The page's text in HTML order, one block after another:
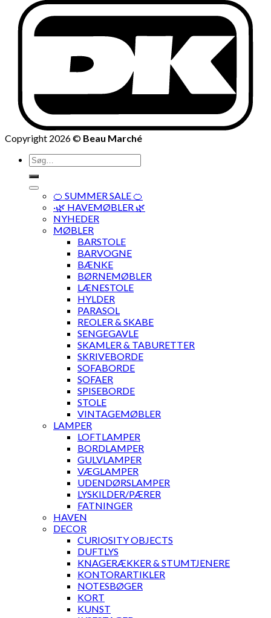
Copyright 2026 © Beau Marché
Søg
efter:
🍊 SUMMER SALE 🍊
·🌿 HAVEMØBLER 🌿
NYHEDER
MØBLER
BARSTOLE
BARVOGNE
BÆNKE
BØRNEMØBLER
LÆNESTOLE
HYLDER
PARASOL
REOLER & SKABE
SENGEGAVLE
SKAMLER & TABURETTER
SKRIVEBORDE
SOFABORDE
SOFAER
SPISEBORDE
STOLE
VINTAGEMØBLER
LAMPER
LOFTLAMPER
BORDLAMPER
GULVLAMPER
VÆGLAMPER
UDENDØRSLAMPER
LYSKILDER/PÆRER
FATNINGER
HAVEN
DECOR
CURIOSITY OBJECTS
DUFTLYS
KNAGERÆKKER & STUMTJENERE
KONTORARTIKLER
NOTESBØGER
KORT
KUNST